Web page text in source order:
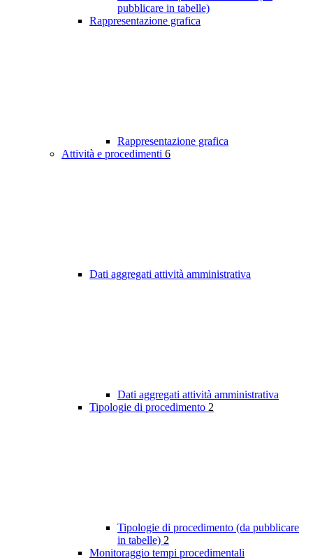
pubblicare in tabelle)
Rappresentazione grafica
Rappresentazione grafica
Attività e procedimenti 6
Dati aggregati attività amministrativa
Dati aggregati attività amministrativa
Tipologie di procedimento 2
Tipologie di procedimento (da pubblicare
in tabelle) 2
Monitoraggio tempi procedimentali